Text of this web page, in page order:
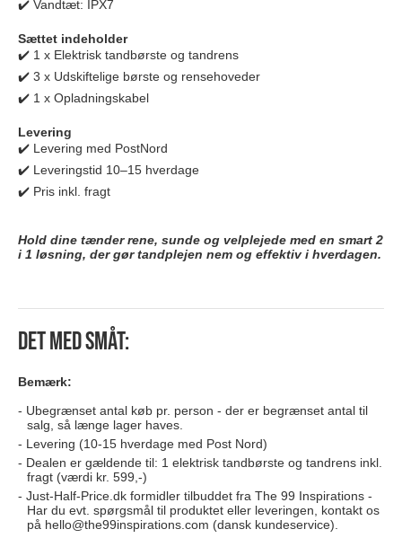
✔️ Vandtæt: IPX7
Sættet indeholder
✔️ 1 x Elektrisk tandbørste og tandrens
✔️ 3 x Udskiftelige børste og rensehoveder
✔️ 1 x Opladningskabel
Levering
✔️ Levering med PostNord
✔️ Leveringstid 10–15 hverdage
✔️ Pris inkl. fragt
Hold dine tænder rene, sunde og velplejede med en smart 2
i 1 løsning, der gør tandplejen nem og effektiv i hverdagen.
Det med småt:
Bemærk:
Ubegrænset antal køb pr. person - der er begrænset antal til
salg, så længe lager haves.
Levering (10-15 hverdage med Post Nord)
Dealen er gældende til: 1 elektrisk tandbørste og tandrens inkl.
fragt (værdi kr. 599,-)
Just-Half-Price.dk formidler tilbuddet fra The 99 Inspirations -
Har du evt. spørgsmål til produktet eller leveringen, kontakt os
på hello@the99inspirations.com (dansk kundeservice).